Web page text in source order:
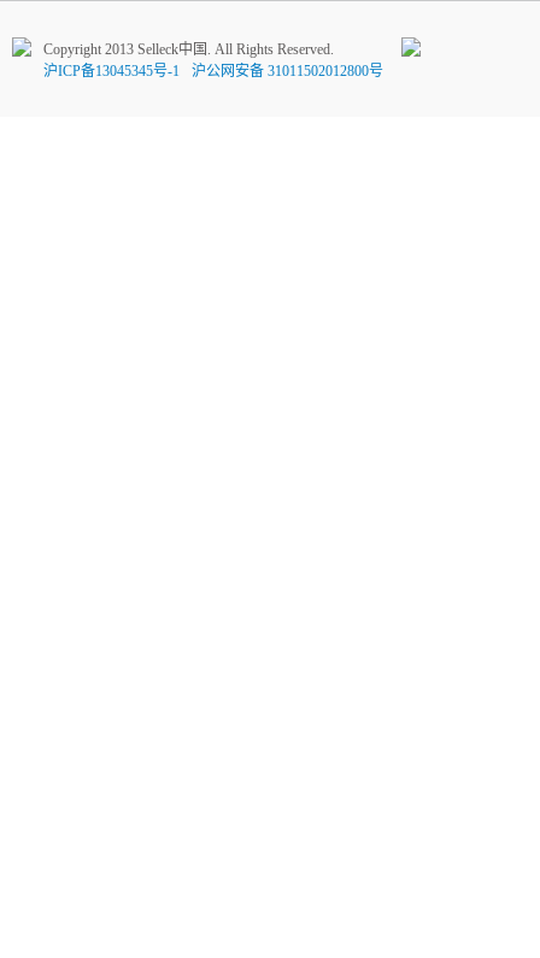
Copyright 2013 Selleck中国. All Rights Reserved.
沪ICP备13045345号-1
沪公网安备 31011502012800号